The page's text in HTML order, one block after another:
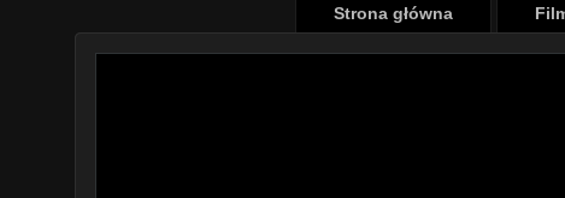
Strona główna